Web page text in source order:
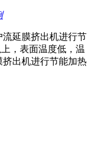
延膜挤出机进行节
，表面温度低，温
出机进行节能加热